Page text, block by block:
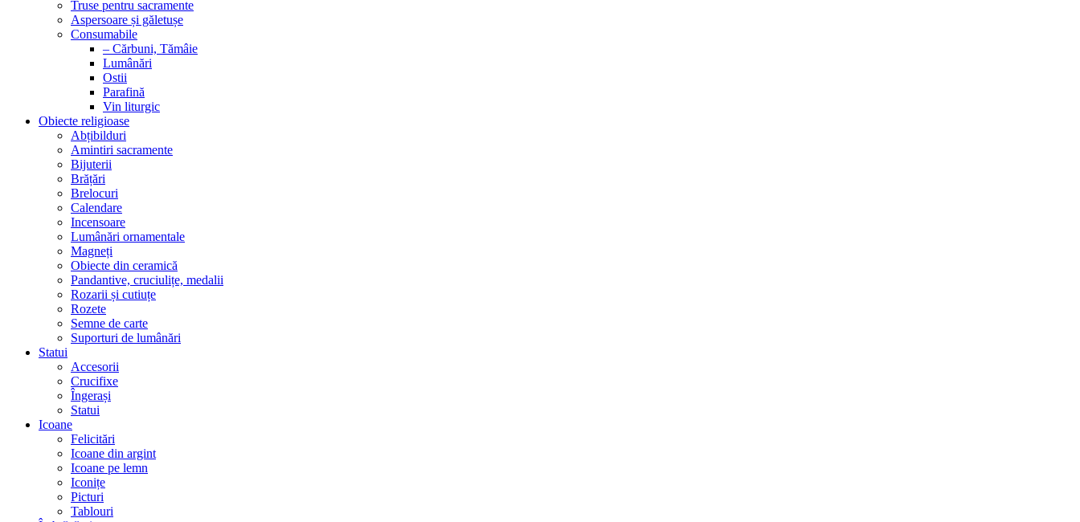
Truse pentru sacramente
Aspersoare și găletușe
Consumabile
– Cărbuni, Tămâie
Lumânări
Ostii
Parafină
Vin liturgic
Obiecte religioase
Abțibilduri
Amintiri sacramente
Bijuterii
Brățări
Brelocuri
Calendare
Incensoare
Lumânări ornamentale
Magneți
Obiecte din ceramică
Pandantive, cruciulițe, medalii
Rozarii și cutiuțe
Rozete
Semne de carte
Suporturi de lumânări
Statui
Accesorii
Crucifixe
Îngerași
Statui
Icoane
Felicitări
Icoane din argint
Icoane pe lemn
Iconițe
Picturi
Tablouri